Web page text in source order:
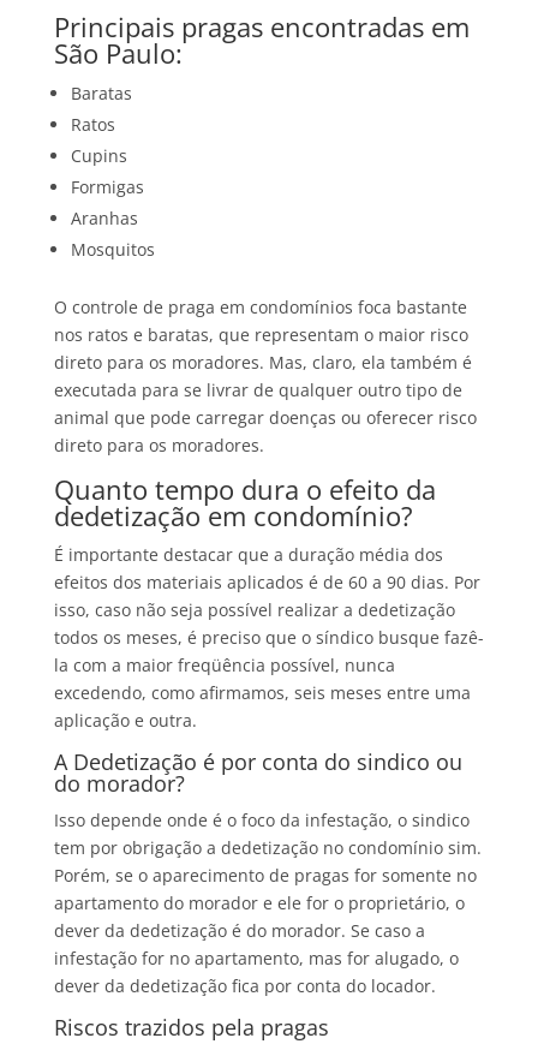
Principais pragas encontradas em
São Paulo:
Baratas
Ratos
Cupins
Formigas
Aranhas
Mosquitos
O controle de praga em condomínios foca bastante
nos ratos e baratas, que representam o maior risco
direto para os moradores. Mas, claro, ela também é
executada para se livrar de qualquer outro tipo de
animal que pode carregar doenças ou oferecer risco
direto para os moradores.
Quanto tempo dura o efeito da
dedetização em condomínio?
É importante destacar que a duração média dos
efeitos dos materiais aplicados é de 60 a 90 dias. Por
isso, caso não seja possível realizar a dedetização
todos os meses, é preciso que o síndico busque fazê-
la com a maior freqüência possível, nunca
excedendo, como afirmamos, seis meses entre uma
aplicação e outra.
A Dedetização é por conta do sindico ou
do morador?
Isso depende onde é o foco da infestação, o sindico
tem por obrigação a dedetização no condomínio sim.
Porém, se o aparecimento de pragas for somente no
apartamento do morador e ele for o proprietário, o
dever da dedetização é do morador. Se caso a
infestação for no apartamento, mas for alugado, o
dever da dedetização fica por conta do locador.
Riscos trazidos pela pragas